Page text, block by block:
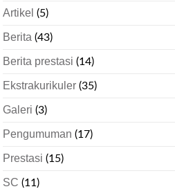
Artikel (5)
Berita (43)
Berita prestasi (14)
Ekstrakurikuler (35)
Galeri (3)
Pengumuman (17)
Prestasi (15)
SC (11)